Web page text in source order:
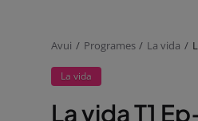
Avui Programes La vida
La vida
La vida T1